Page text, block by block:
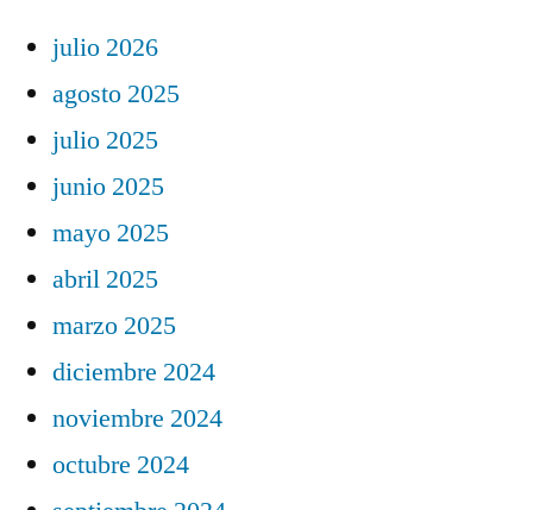
julio 2026
agosto 2025
julio 2025
junio 2025
mayo 2025
abril 2025
marzo 2025
diciembre 2024
noviembre 2024
octubre 2024